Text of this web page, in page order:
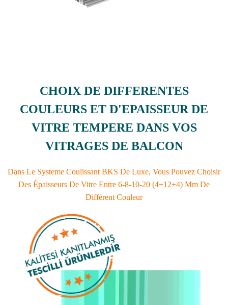
CHOIX DE DIFFERENTES
COULEURS ET D'EPAISSEUR DE
VITRE TEMPERE DANS VOS
VITRAGES DE BALCON
Dans Le Systeme Coulissant BKS De Luxe, Vous Pouvez Choisir
Des Épaisseurs De Vitre Entre 6-8-10-20 (4+12+4) Mm De
Différent Couleur